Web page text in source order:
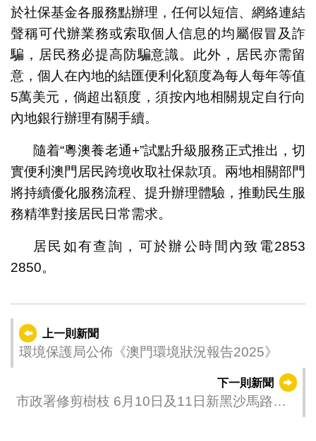
於社保基金各服務點辦理，任何以短信、網絡連結
聲稱可代辦業務或索取個人信息的均屬假冒及詐
騙，居民務必提高防騙意識。此外，居民亦需留
意，個人在內地的結匯便利化額度為每人每年等值
5萬美元，倘超出額度，須按內地相關規定自行向
內地銀行辦理有關手續。
隨着“粵澳養老通+”試點升級服務正式推出，切
實便利澳門居民跨境收取社保款項。兩地相關部門
將持續優化服務流程、提升辦理體驗，推動民生服
務精準對接居民日常需求。
居民如有查詢，可於辦公時間內致電2853
2850。
上一則新聞
環境保護局公佈《澳門環境狀況報告2025》
下一則新聞
市政署修剪樹枝 6月10日及11日新黑沙馬路臨